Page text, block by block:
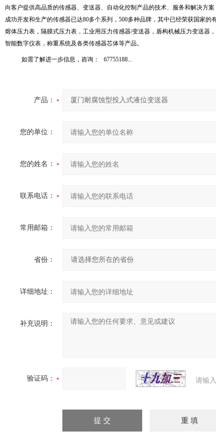
向客户提供高品质的传感器、变送器、自动化控制产品的技术、服务和解决方
成功开发和生产的传感器已达80多个系列， 500多种品牌，其中已经荣获国家的
熔体压力表，隔膜式压力表，工业用压力传感器/变送器，盾构机械压力变送器
智能数字仪表，称重系统及各类传感器芯体等产品。
如需了解进一步信息，咨询： 67755188...
产品：
您的单位：
您的姓名：
联系电话：
常用邮箱：
省份：
详细地址：
补充说明：
验证码： 请输